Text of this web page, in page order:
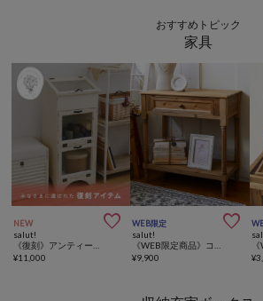
おすすめトピック
家具
NEW 
salut!
¥11,000
WEB限定 
salut!
¥9,900
¥